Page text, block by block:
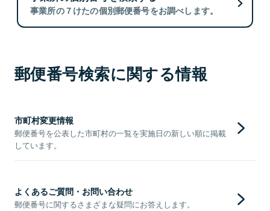
事業所の７けたの個別郵便番号をお調べします。
郵便番号検索に関する情報
市町村変更情報
郵便番号を公表した市町村の一覧を実施日の新しい順に掲載
しています。
よくあるご質問・お問い合わせ
郵便番号に関するさまざまな疑問にお答えします。